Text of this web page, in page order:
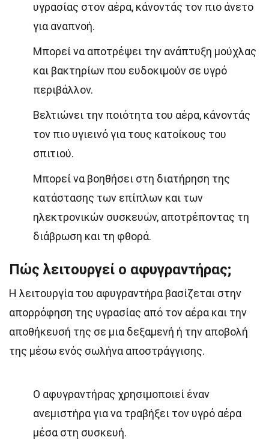
υγρασίας στον αέρα, κάνοντάς τον πιο άνετο
για αναπνοή.
Μπορεί να αποτρέψει την ανάπτυξη μούχλας
και βακτηρίων που ευδοκιμούν σε υγρό
περιβάλλον.
Βελτιώνει την ποιότητα του αέρα, κάνοντάς
τον πιο υγιεινό για τους κατοίκους του
σπιτιού.
Μπορεί να βοηθήσει στη διατήρηση της
κατάστασης των επίπλων και των
ηλεκτρονικών συσκευών, αποτρέποντας τη
διάβρωση και τη φθορά.
Πώς λειτουργεί ο αφυγραντήρας;
Η λειτουργία του αφυγραντήρα βασίζεται στην
απορρόφηση της υγρασίας από τον αέρα και την
αποθήκευσή της σε μια δεξαμενή ή την αποβολή
της μέσω ενός σωλήνα αποστράγγισης.
Ο αφυγραντήρας χρησιμοποιεί έναν
ανεμιστήρα για να τραβήξει τον υγρό αέρα
μέσα στη συσκευή.